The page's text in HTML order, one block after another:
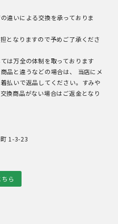
違いによる交換を承っておりま
となりますので予めご了承くださ
は万全の体制を取っております
品と違うなどの場合は、 当店にメ
払いで返品してください。すみや
換商品がない場合はご返金となり
1-3-23
ら